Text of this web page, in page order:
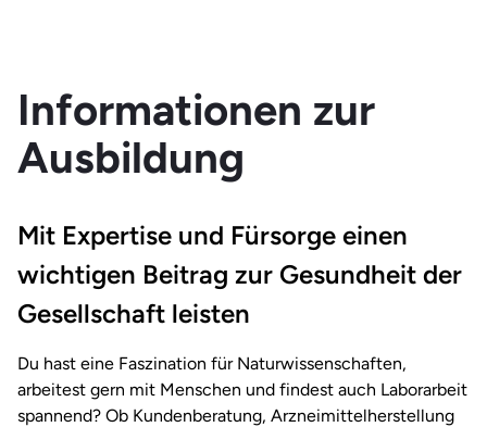
Informationen zur
Ausbildung
Mit Expertise und Fürsorge einen
wichtigen Beitrag zur Gesundheit der
Gesellschaft leisten
Du hast eine Faszination für Naturwissenschaften,
arbeitest gern mit Menschen und findest auch Laborarbeit
spannend? Ob Kundenberatung, Arzneimittelherstellung